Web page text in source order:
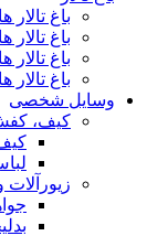
باغ
باغ
باغ
باغ
وسایل شخصی
کیف،